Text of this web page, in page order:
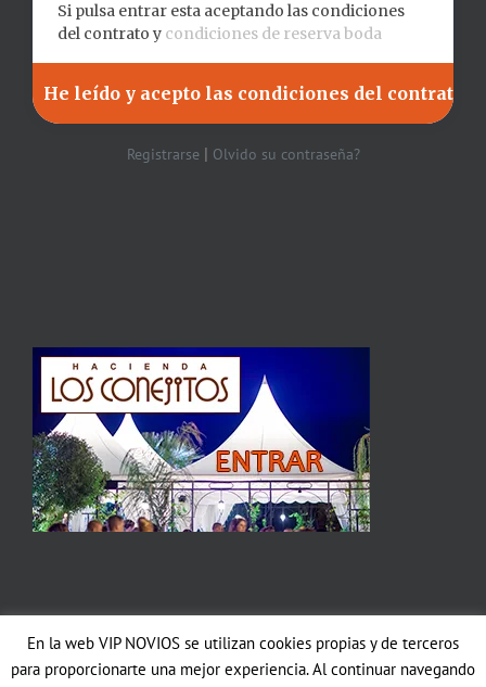
Si pulsa entrar esta aceptando las condiciones
del contrato y condiciones de reserva boda
Registrarse| Olvido su contraseña?
Theme Fusion
En la web VIP NOVIOS se utilizan cookies propias y de terceros
para proporcionarte una mejor experiencia. Al continuar navegando